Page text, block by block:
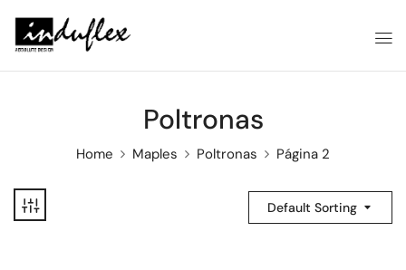
Poltronas
Home Maples Poltronas Página 2
Default Sorting